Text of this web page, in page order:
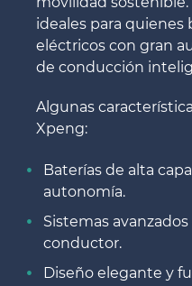
ideales para quienes
eléctricos con gran
de conducción
Algunas
Xpeng:
Baterías de alta
autonomía.
Sistemas avanzados
conductor.
Diseño elegante y